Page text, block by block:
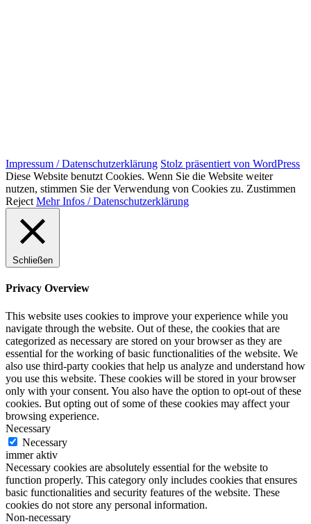
Impressum / Datenschutzerklärung Stolz präsentiert von WordPress
Diese Website benutzt Cookies. Wenn Sie die Website weiter
nutzen, stimmen Sie der Verwendung von Cookies zu. Zustimmen
Reject Mehr Infos / Datenschutzerklärung
Schließen
Privacy Overview
This website uses cookies to improve your experience while you
navigate through the website. Out of these, the cookies that are
categorized as necessary are stored on your browser as they are
essential for the working of basic functionalities of the website. We
also use third-party cookies that help us analyze and understand how
you use this website. These cookies will be stored in your browser
only with your consent. You also have the option to opt-out of these
cookies. But opting out of some of these cookies may affect your
browsing experience.
Necessary
Necessary
immer aktiv
Necessary cookies are absolutely essential for the website to
function properly. This category only includes cookies that ensures
basic functionalities and security features of the website. These
cookies do not store any personal information.
Non-necessary